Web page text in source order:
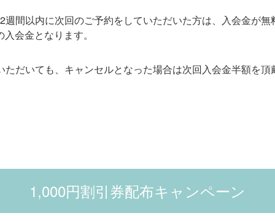
週間以内に次回のご予約をしていただいた方は、入会金が
会金となります。
ただいても、キャンセルとなった場合は次回入会金半額を頂
1,000円割引券配布キャンペーン